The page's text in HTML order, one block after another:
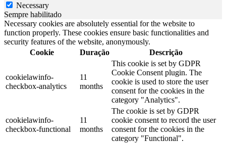
Necessary
Sempre habilitado
Necessary cookies are absolutely essential for the website to
function properly. These cookies ensure basic functionalities and
security features of the website, anonymously.
Cookie
Duração Descrição
cookielawinfo-
checkbox-analytics
11
months
This cookie is set by GDPR
Cookie Consent plugin. The
cookie is used to store the user
consent for the cookies in the
category "Analytics".
cookielawinfo-
checkbox-functional
11
months
The cookie is set by GDPR
cookie consent to record the user
consent for the cookies in the
category "Functional".